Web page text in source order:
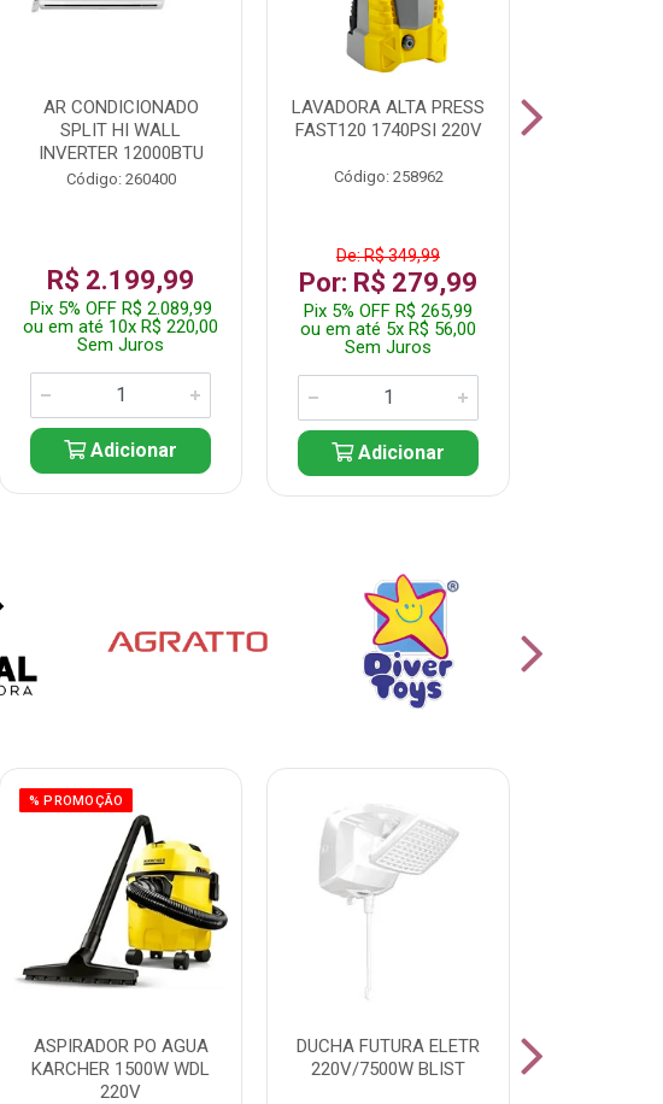
AR CONDICIONADO
SPLIT HI WALL
INVERTER 12000BTU
Código: 260400
R$ 2.199,99
Pix 5% OFF R$ 2.089,99
ou em até 10x R$ 220,00
Sem Juros
Adicionar
LAVADORA ALTA PRESS
FAST120 1740PSI 220V
Código: 258962
De: R$ 349,99
Por: R$ 279,99
Pix 5% OFF R$ 265,99
ou em até 5x R$ 56,00
Sem Juros
Adicionar
% PROMOÇÃO
ASPIRADOR PO AGUA
KARCHER 1500W WDL
220V
DUCHA FUTURA ELETR
220V/7500W BLIST